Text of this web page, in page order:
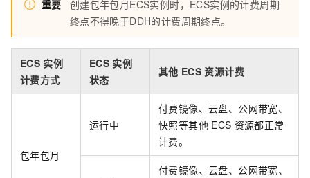
重要
创建包年包月ECS实例时，ECS实例的计费周期
终点不得晚于DDH的计费周期终点。
ECS 实例
计费方式
ECS 实例
状态
其他 ECS 资源计费
包年包月
运行中
付费镜像、云盘、公网带宽、
快照等其他 ECS 资源都正常
计费。
付费镜像、云盘、公网带宽、